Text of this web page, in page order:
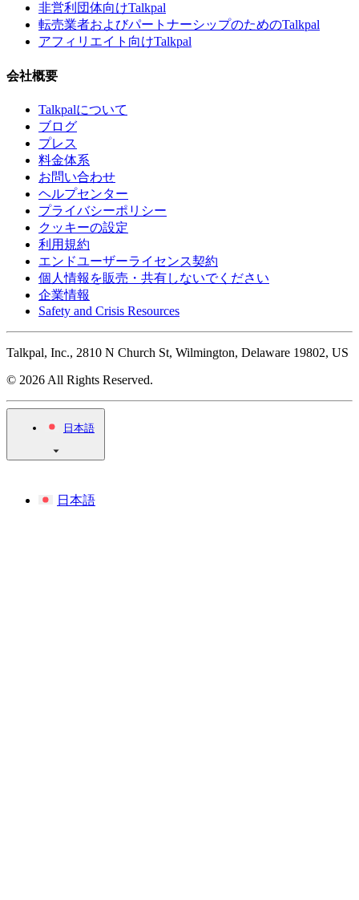
非営利団体向けTalkpal
転売業者およびパートナーシップのためのTalkpal
アフィリエイト向けTalkpal
会社概要
Talkpalについて
ブログ
プレス
料金体系
お問い合わせ
ヘルプセンター
プライバシーポリシー
クッキーの設定
利用規約
エンドユーザーライセンス契約
個人情報を販売・共有しないでください
企業情報
Safety and Crisis Resources
Talkpal, Inc., 2810 N Church St, Wilmington, Delaware 19802, US
© 2026 All Rights Reserved.
日本語
日本語